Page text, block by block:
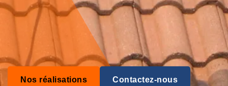
Nos réalisations Contactez-nous